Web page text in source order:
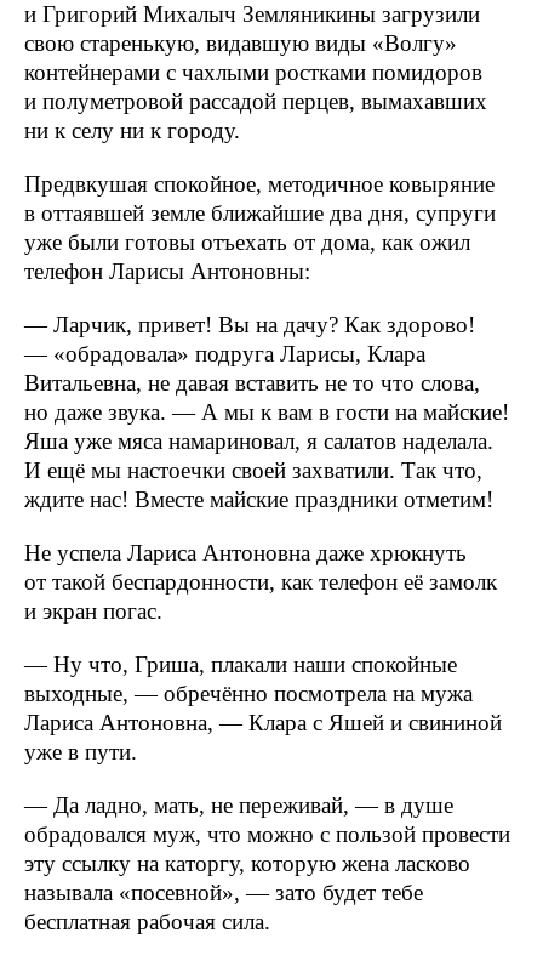
и Григорий Михалыч Земляникины загрузили
свою старенькую, видавшую виды «Волгу»
контейнерами с чахлыми ростками помидоров
и полуметровой рассадой перцев, вымахавших
ни к селу ни к городу.
Предвкушая спокойное, методичное ковыряние
в оттаявшей земле ближайшие два дня, супруги
уже были готовы отъехать от дома, как ожил
телефон Ларисы Антоновны:
— Ларчик, привет! Вы на дачу? Как здорово!
— «обрадовала» подруга Ларисы, Клара
Витальевна, не давая вставить не то что слова,
но даже звука. — А мы к вам в гости на майские!
Яша уже мяса намариновал, я салатов наделала.
И ещё мы настоечки своей захватили. Так что,
ждите нас! Вместе майские праздники отметим!
Не успела Лариса Антоновна даже хрюкнуть
от такой беспардонности, как телефон её замолк
и экран погас.
— Ну что, Гриша, плакали наши спокойные
выходные, — обречённо посмотрела на мужа
Лариса Антоновна, — Клара с Яшей и свининой
уже в пути.
— Да ладно, мать, не переживай, — в душе
обрадовался муж, что можно с пользой провести
эту ссылку на каторгу, которую жена ласково
называла «посевной», — зато будет тебе
бесплатная рабочая сила.